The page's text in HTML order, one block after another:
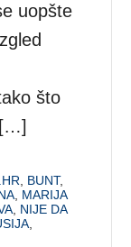
uopšte
što
[…]
, BUNT,
, MARIJA
, NIJE DA
,